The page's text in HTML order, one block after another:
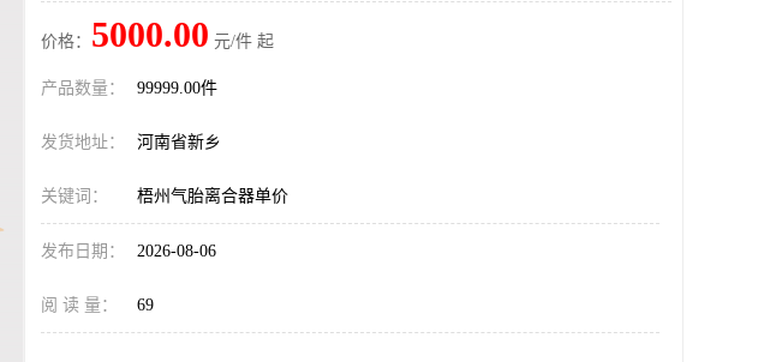
价格： 5000.00 元/件 起
产品数量： 99999.00件
发货地址： 河南省新乡
关键词： 梧州气胎离合器单价
发布日期： 2026-08-06
阅 读 量： 69